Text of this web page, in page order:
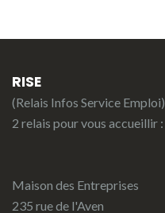
RISE
(Relais Infos Service Emploi)
2 relais pour vous accueillir :
Maison des Entreprises
235 rue de l'Aven